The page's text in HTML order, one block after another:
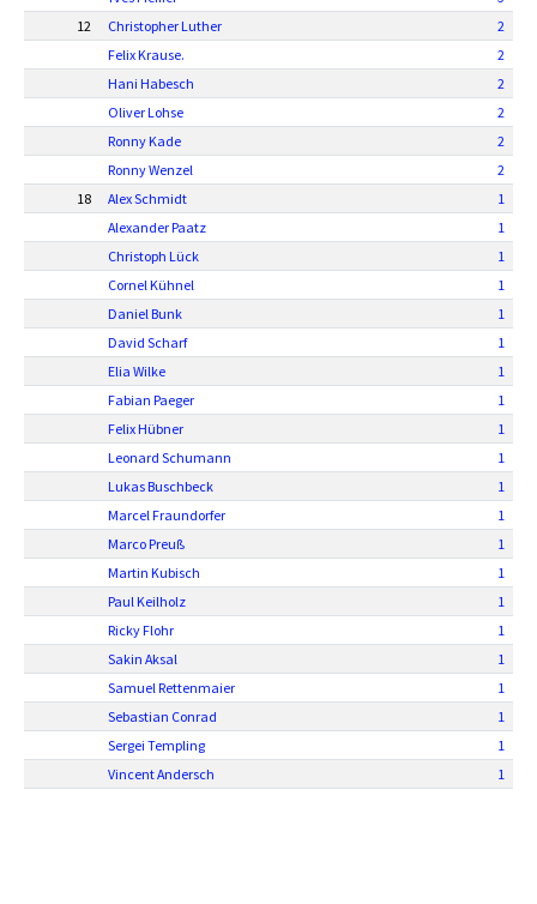
12
Christopher Luther
2
Felix Krause.
2
Hani Habesch
2
Oliver Lohse
2
Ronny Kade
2
Ronny Wenzel
2
18
Alex Schmidt
1
Alexander Paatz
1
Christoph Lück
1
Cornel Kühnel
1
Daniel Bunk
1
David Scharf
1
Elia Wilke
1
Fabian Paeger
1
Felix Hübner
1
Leonard Schumann
1
Lukas Buschbeck
1
Marcel Fraundorfer
1
Marco Preuß
1
Martin Kubisch
1
Paul Keilholz
1
Ricky Flohr
1
Sakin Aksal
1
Samuel Rettenmaier
1
Sebastian Conrad
1
Sergei Templing
1
Vincent Andersch
1